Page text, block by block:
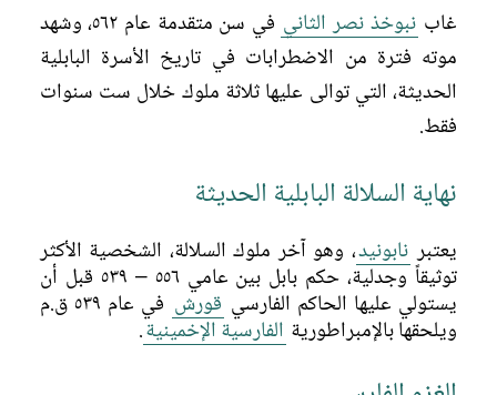
لمحة تاريخية
بابل في الألف الثالث قبل الميلاد
بابل، عاصمة مملكة
بابل، عاصمة أمبراطورية
نهاية بابل
إعادة إكتشاف بابل
غاب نبوخذ نصر الثاني
في سن متقدمة عام ٥٦٢، وشهد
موته فترة من الاضطرابات في تاريخ الأسرة البابلية
الحديثة، التي توالى عليها ثلاثة ملوك خلال ست سنوات
فقط.
نهاية السلالة البابلية الحديثة
يعتبر نابونيد، وهو آخر ملوك السلالة، الشخصية الأكثر
توثيقاً وجدلية، حكم بابل بين عامي ٥٥٦ – ٥٣٩ قبل أن
يستولي عليها الحاكم الفارسي قورش في عام ٥٣٩ ق.م
ويلحقها بالإمبراطورية الفارسية الإخمينية.